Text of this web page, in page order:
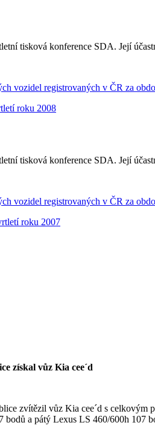
tisková konference SDA. Její
vozidel registrovaných v ČR za
roku 2008
tisková konference SDA. Její
vozidel registrovaných v ČR za
roku 2007
získal vůz Kia cee´d
zvítězil vůz Kia cee´d s
bodů a pátý Lexus LS 460/600h